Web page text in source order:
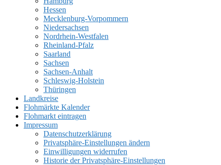
Hessen
Mecklenburg-Vorpommern
Niedersachsen
Nordrhein-Westfalen
Rheinland-Pfalz
Saarland
Sachsen
Sachsen-Anhalt
Schleswig-Holstein
Thüringen
Landkreise
Flohmärkte Kalender
Flohmarkt eintragen
Impressum
Datenschutzerklärung
Privatsphäre-Einstellungen ändern
Einwilligungen widerrufen
Historie der Privatsphäre-Einstellungen